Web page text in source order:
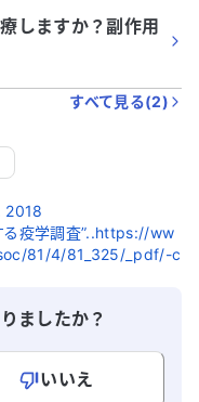
しますか？副作用
すべて見る(2)
2018
る疫学調査”..https://ww
81/4/81_325/_pdf/-c
ましたか？
いいえ